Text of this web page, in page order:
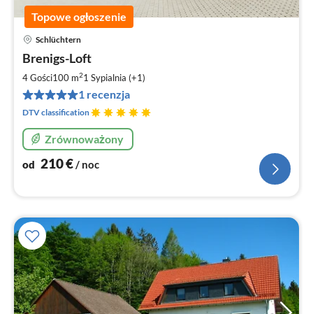
Topowe ogłoszenie
Schlüchtern
Brenigs-Loft
4 Gości100 m21 Sypialnia (+1)
1 recenzja
DTV classification
Zrównoważony
od 210€/ noc